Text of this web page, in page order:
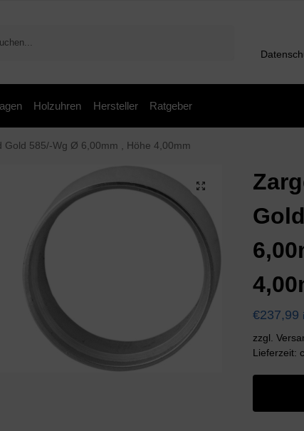
Holzuhren Hersteller Ratgeber
Gold 585/-Wg Ø 6,00mm , Höhe 4,00mm
€237,99
zzgl.
Lieferzeit: